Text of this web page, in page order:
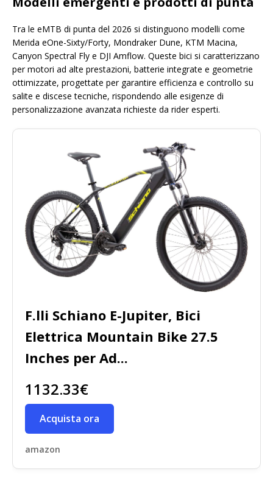
Tra le eMTB di punta del 2026 si distinguono modelli come
Merida eOne-Sixty/Forty, Mondraker Dune, KTM Macina,
Canyon Spectral Fly e DJI Amflow. Queste bici si caratterizzano
per motori ad alte prestazioni, batterie integrate e geometrie
ottimizzate, progettate per garantire efficienza e controllo su
salite e discese tecniche, rispondendo alle esigenze di
personalizzazione avanzata richieste da rider esperti.
F.lli Schiano E-Jupiter, Bici
Elettrica Mountain Bike 27.5
Inches per Ad...
1132.33€
Acquista ora
amazon